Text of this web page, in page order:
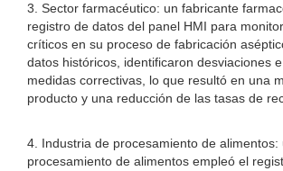
3. Sector farmacéutico: un fabricante
registro de datos del panel HMI para
críticos en su proceso de fabricación
datos históricos, identificaron desviaciones
medidas correctivas, lo que resultó en una
producto y una reducción de las tasas de
4. Industria de procesamiento de alimentos:
procesamiento de alimentos empleó el